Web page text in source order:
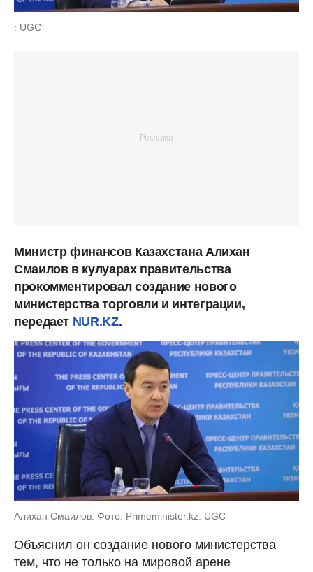
: UGC
Министр финансов Казахстана Алихан
Смаилов в кулуарах правительства
прокомментировал создание нового
министерства торговли и интеграции,
передает NUR.KZ.
Алихан Смаилов. Фото: Primeminister.kz: UGC
Объяснил он создание нового министерства
тем, что не только на мировой арене